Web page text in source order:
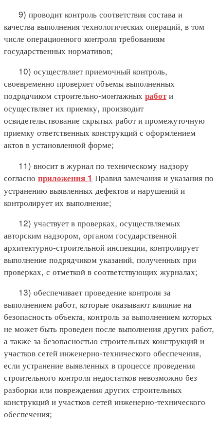
9) проводит контроль соответствия состава и
качества выполнения технологических операций, в том
числе операционного контроля требованиям
государственных нормативов;
10) осуществляет приемочный контроль,
своевременно проверяет объемы выполненных
подрядчиком строительно-монтажных работи
осуществляет их приемку, производит
освидетельствование скрытых работ и промежуточную
приемку ответственных конструкций с оформлением
актов в установленной форме;
11) вносит в журнал по техническому надзору
согласно приложения 1 Правил замечания и указания по
устранению выявленных дефектов и нарушений и
контролирует их выполнение;
12) участвует в проверках, осуществляемых
авторским надзором, органом государственной
архитектурно-строительной инспекции, контролирует
выполнение подрядчиком указаний, полученных при
проверках, с отметкой в соответствующих журналах;
13) обеспечивает проведение контроля за
выполнением работ, которые оказывают влияние на
безопасность объекта, контроль за выполнением которых
не может быть проведен после выполнения других работ,
а также за безопасностью строительных конструкций и
участков сетей инженерно-технического обеспечения,
если устранение выявленных в процессе проведения
строительного контроля недостатков невозможно без
разборки или повреждения других строительных
конструкций и участков сетей инженерно-технического
обеспечения;